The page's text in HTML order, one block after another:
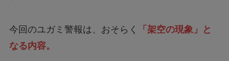
今回のユガミ警報は、おそらく
「架空の現象」と
なる内容。